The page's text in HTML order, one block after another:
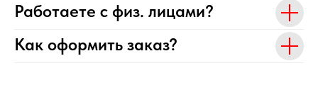
Работаете с физ. лицами?
Как оформить заказ?